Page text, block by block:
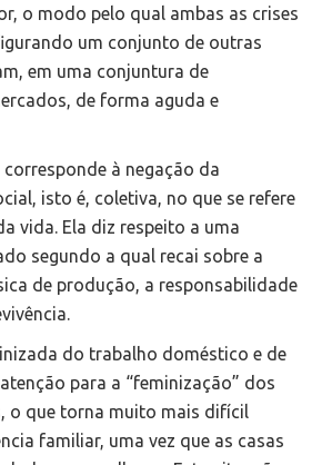
o modo pelo qual ambas as crises
um conjunto de outras
em uma conjuntura de
de forma aguda e
à negação da
isto é, coletiva, no que se refere
vida. Ela diz respeito a uma
segundo a qual recai sobre a
de produção, a responsabilidade
do trabalho doméstico e de
para a “feminização” dos
o que torna muito mais difícil
familiar, uma vez que as casas